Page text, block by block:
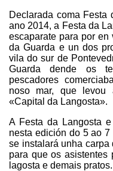
Declarada coma Festa
ano 2014, a Festa da
escaparate para por en
da Guarda e un dos
vila do sur de
Guarda dende os
pescadores
noso mar, que levou
«Capital da Langosta».
A Festa da Langosta
nesta edición do 5 ao
se instalará unha carpa
para que os asistentes
lagosta e demais pratos.